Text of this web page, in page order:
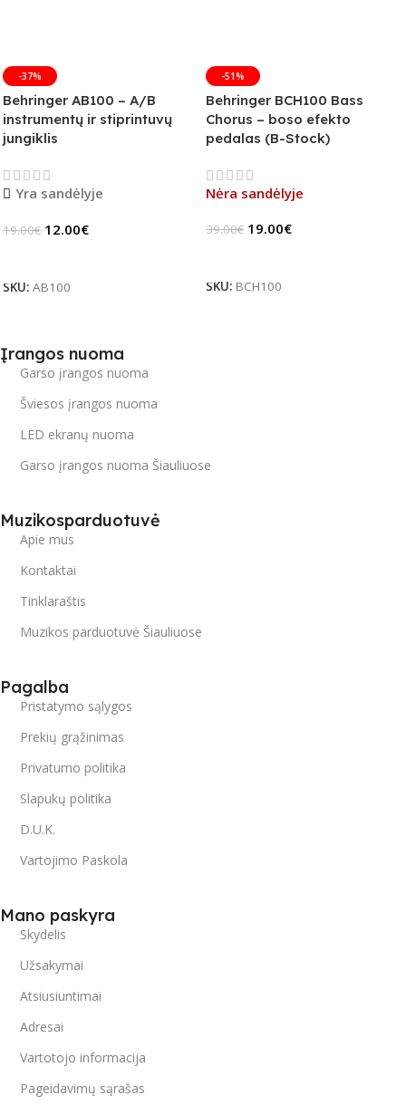
-37%
Behringer AB100 – A/B
instrumentų ir stiprintuvų
jungiklis
Yra sandėlyje
19.00€ 12.00€
SKU: AB100
-51%
Behringer BCH100 Bass
Chorus – boso efekto
pedalas (B-Stock)
Nėra sandėlyje
39.00€ 19.00€
SKU: BCH100
Įrangos nuoma
Garso įrangos nuoma
Šviesos įrangos nuoma
LED ekranų nuoma
Garso įrangos nuoma Šiauliuose
Muzikosparduotuvė
Apie mus
Kontaktai
Tinklaraštis
Muzikos parduotuvė Šiauliuose
Pagalba
Pristatymo sąlygos
Prekių grąžinimas
Privatumo politika
Slapukų politika
D.U.K.
Vartojimo Paskola
Mano paskyra
Skydelis
Užsakymai
Atsiusiuntimai
Adresai
Vartotojo informacija
Pageidavimų sąrašas